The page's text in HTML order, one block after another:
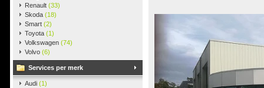
Renault (33)
Skoda (18)
Smart (2)
Toyota (1)
Volkswagen (74)
Volvo (6)
Services per merk
Audi (1)